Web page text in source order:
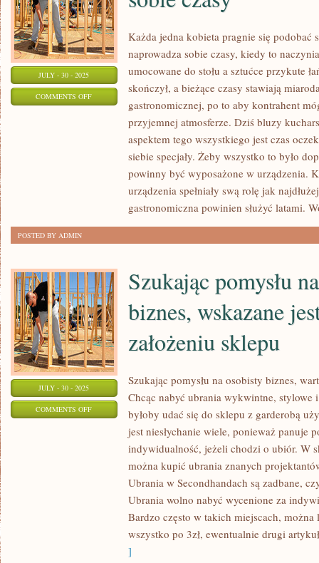
JULY - 30 - 2025
COMMENTS OFFON
Każda jedna kobieta pragnie się
naprowadza sobie czasy, kiedy to
umocowane do stołu a sztućce przykute
skończył, a bieżące czasy stawiają
gastronomicznej, po to aby kontrahent
przyjemnej atmosferze. Dziś bluzy
aspektem tego wszystkiego jest czas
siebie specjały. Żeby wszystko to było
powinny być wyposażone w urządzenia.
urządzenia spełniały swą rolę jak
gastronomiczna powinien służyć latami.
POSTED BY ADMIN
JULY - 30 - 2025
COMMENTS OFFON
WSKAZANE
POMYŚLEĆ
Szukając pomysłu
biznes, wskazane
założeniu sklepu
Szukając pomysłu na osobisty biznes,
Chcąc nabyć ubrania wykwintne, stylowe
byłoby udać się do sklepu z garderobą
jest niesłychanie wiele, ponieważ panuje
indywidualność, jeżeli chodzi o ubiór. W
można kupić ubrania znanych
Ubrania w Secondhandach są zadbane,
Ubrania wolno nabyć wycenione za
Bardzo często w takich miejscach,
wszystko po 3zł, ewentualnie drugi
]